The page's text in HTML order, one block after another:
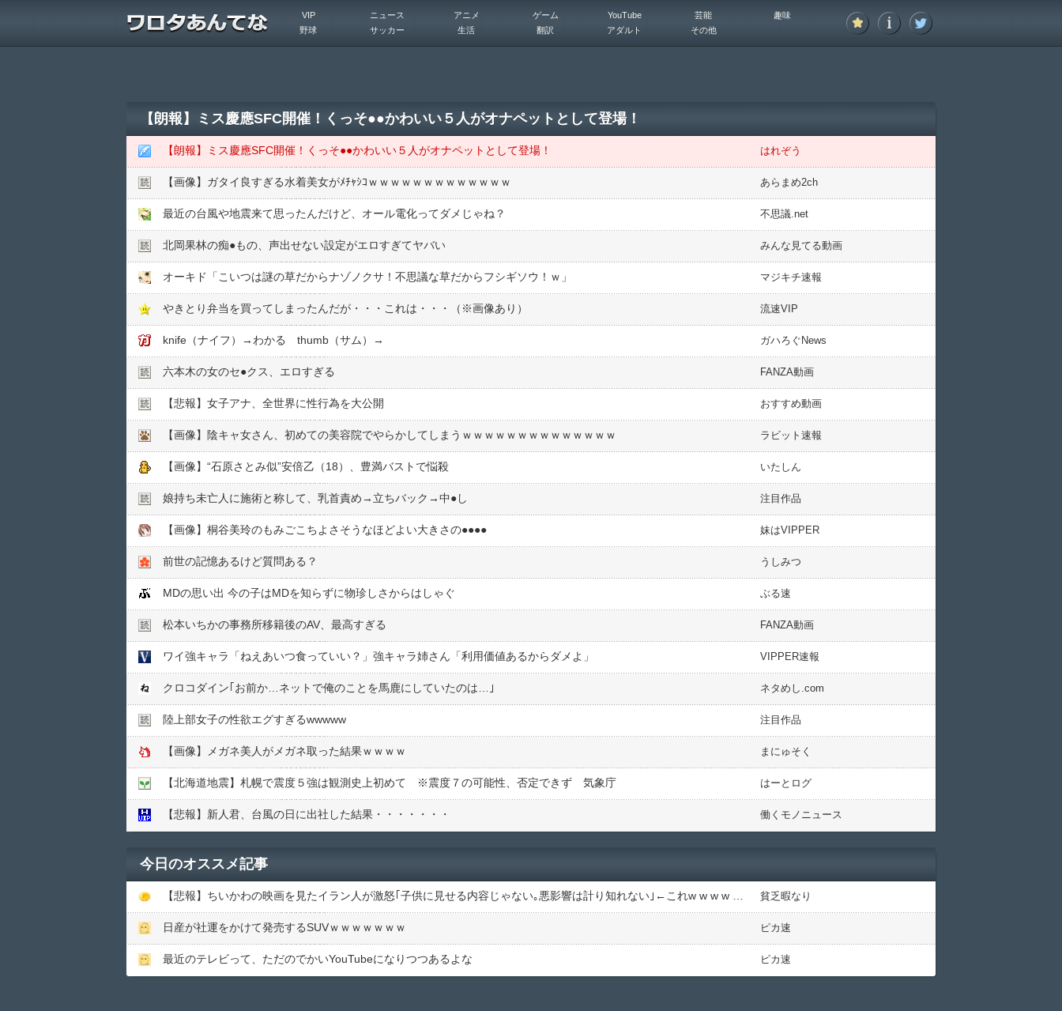
VIP ニュース アニメ ゲーム YouTube 芸能
趣味
野球
サッカー 生活 翻訳 アダルト その他
【朗報】ミス慶應SFC開催！くっそ●●かわいい５人がオナペットとして登場！
【朗報】ミス慶應SFC開催！くっそ●●かわいい５人がオナペットとして登場！ はれぞう
【画像】ガタイ良すぎる水着美女がﾒﾁｬｼｺｗｗｗｗｗｗｗｗｗｗｗｗｗ あらまめ2ch
最近の台風や地震来て思ったんだけど、オール電化ってダメじゃね？ 不思議.net
北岡果林の痴●︎もの、声出せない設定がエロすぎてヤバい みんな見てる動画
オーキド「こいつは謎の草だからナゾノクサ！不思議な草だからフシギソウ！ｗ」 マジキチ速報
やきとり弁当を買ってしまったんだが・・・これは・・・（※画像あり） 流速VIP
knife（ナイフ）→わかる thumb（サム）→ ガハろぐNews
六本木の女のセ●︎クス、エロすぎる FANZA動画
【悲報】女子アナ、全世界に性行為を大公開 おすすめ動画
【画像】陰キャ女さん、初めての美容院でやらかしてしまうｗｗｗｗｗｗｗｗｗｗｗｗｗｗ ラビット速報
【画像】“石原さとみ似”安倍乙（18）、豊満バストで悩殺 いたしん
娘持ち未亡人に施術と称して、乳首責め→立ちバック→中●︎し 注目作品
【画像】桐谷美玲のもみごこちよさそうなほどよい大きさの●●●● 妹はVIPPER
前世の記憶あるけど質問ある？ うしみつ
MDの思い出 今の子はMDを知らずに物珍しさからはしゃぐ ぶる速
松本いちかの事務所移籍後のAV、最高すぎる FANZA動画
ワイ強キャラ「ねえあいつ食っていい？」強キャラ姉さん「利用価値あるからダメよ」 VIPPER速報
クロコダイン｢お前か…ネットで俺のことを馬鹿にしていたのは…｣ ネタめし.com
陸上部女子の性欲エグすぎるwwwww 注目作品
【画像】メガネ美人がメガネ取った結果ｗｗｗｗ まにゅそく
【北海道地震】札幌で震度５強は観測史上初めて ※震度７の可能性、否定できず 気象庁 はーとログ
【悲報】新人君、台風の日に出社した結果・・・・・・・ 働くモノニュース
今日のオススメ記事
貧乏暇なり
日産が社運をかけて発売するSUVｗｗｗｗｗｗｗ ピカ速
最近のテレビって、ただのでかいYouTubeになりつつあるよな ピカ速